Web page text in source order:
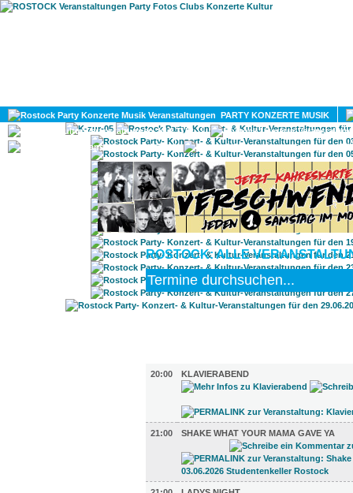
PARTY KONZERTE MUSIK
KULTUR
GAY
ROSTOCK: ALLE
20:00
KLAVIERABEND
21:00 SHAKE WHAT YOUR MAMA GAVE YA